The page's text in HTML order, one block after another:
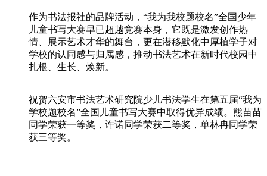
作为书法报社的品牌活动，“我为我校题校名”全国少年
儿童书写大赛早已超越竞赛本身，它既是激发创作热
情、展示艺术才华的舞台，更在潜移默化中厚植学子对
学校的认同感与归属感，推动书法艺术在新时代校园中
扎根、生长、焕新。
祝贺六安市书法艺术研究院少儿书法学生在第五届“我为
学校题校名”全国儿童书写大赛中取得优异成绩。熊苗苗
同学荣获一等奖，许诺同学荣获二等奖，单林冉同学荣
获三等奖。